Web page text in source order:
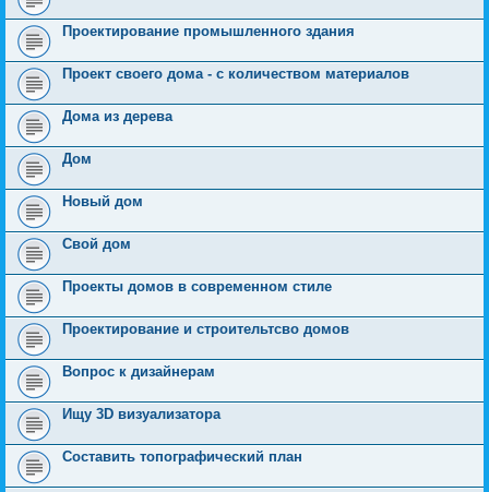
Проектирование промышленного здания
Проект своего дома - с количеством материалов
Дома из дерева
Дом
Новый дом
Свой дом
Проекты домов в современном стиле
Проектирование и строительтсво домов
Вопрос к дизайнерам
Ищу 3D визуализатора
Составить топографический план